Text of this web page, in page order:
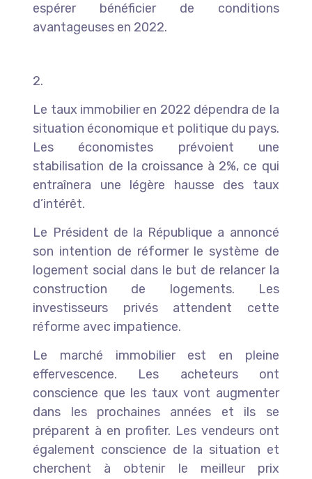
espérer bénéficier de conditions
avantageuses en 2022.
2.
Le taux immobilier en 2022 dépendra de la
situation économique et politique du pays.
Les économistes prévoient une
stabilisation de la croissance à 2%, ce qui
entraînera une légère hausse des taux
d’intérêt.
Le Président de la République a annoncé
son intention de réformer le système de
logement social dans le but de relancer la
construction de logements. Les
investisseurs privés attendent cette
réforme avec impatience.
Le marché immobilier est en pleine
effervescence. Les acheteurs ont
conscience que les taux vont augmenter
dans les prochaines années et ils se
préparent à en profiter. Les vendeurs ont
également conscience de la situation et
cherchent à obtenir le meilleur prix